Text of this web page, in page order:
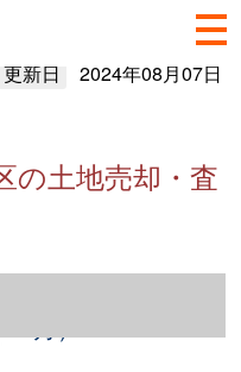
更新日 2024年08月07日
の土地売却・査